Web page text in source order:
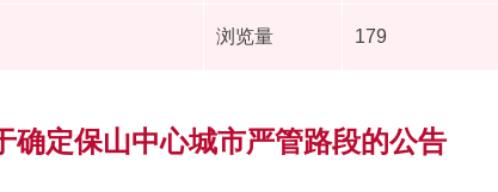
浏览量 179
确定保山中心城市严管路段的公告